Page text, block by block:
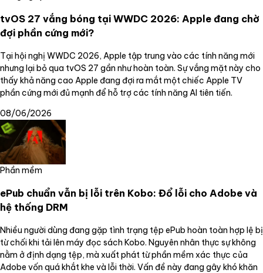
tvOS 27 vắng bóng tại WWDC 2026: Apple đang chờ
đợi phần cứng mới?
Tại hội nghị WWDC 2026, Apple tập trung vào các tính năng mới
nhưng lại bỏ qua tvOS 27 gần như hoàn toàn. Sự vắng mặt này cho
thấy khả năng cao Apple đang đợi ra mắt một chiếc Apple TV
phần cứng mới đủ mạnh để hỗ trợ các tính năng AI tiên tiến.
08/06/2026
Phần mềm
ePub chuẩn vẫn bị lỗi trên Kobo: Đổ lỗi cho Adobe và
hệ thống DRM
Nhiều người dùng đang gặp tình trạng tệp ePub hoàn toàn hợp lệ bị
từ chối khi tải lên máy đọc sách Kobo. Nguyên nhân thực sự không
nằm ở định dạng tệp, mà xuất phát từ phần mềm xác thực của
Adobe vốn quá khắt khe và lỗi thời. Vấn đề này đang gây khó khăn